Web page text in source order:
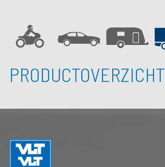
PRODUCTOVERZICHT